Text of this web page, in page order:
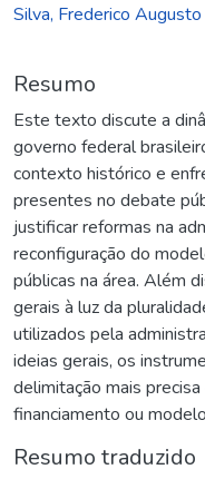
Silva, Frederico
Resumo
Este texto discute a
governo federal
contexto histórico e
presentes no debate
justificar reformas na
reconfiguração do
públicas na área. Além
gerais à luz da
utilizados pela
ideias gerais, os
delimitação mais
financiamento ou
Resumo traduzido